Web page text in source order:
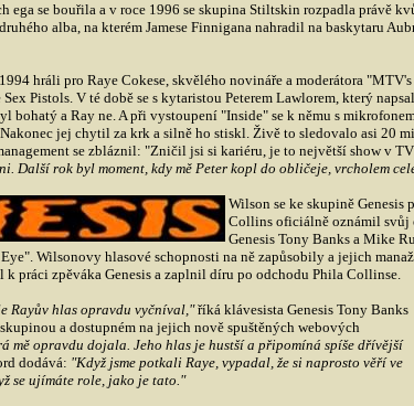
ega se bouřila a v roce 1996 se skupina Stiltskin rozpadla právě
alba, na kterém Jamese Finnigana nahradil na baskytaru
hráli pro Raye Cokese, skvělého novináře a moderátora
Pistols. V té době se s kytaristou Peterem Lawlorem, který
bohatý a Ray ne. A při vystoupení "Inside" se k němu s
jej chytil za krk a silně ho stiskl. Živě to sledovalo asi 20
se zbláznil: "Zničil jsi si kariéru, je to největší show v
Další rok byl moment, kdy mě Peter kopl do obličeje, vrcholem
Wilson se ke skupině
Collins oficiálně oznámil svůj
Genesis Tony Banks a Mike
Wilsonovy hlasové schopnosti na ně zapůsobily a jejich
k práci zpěváka Genesis a zaplnil díru po odchodu Phila Collinse.
Rayův hlas opravdu vyčníval,"říká klávesista Genesis Tony Banks
a dostupném na jejich nově spuštěných webových
mě opravdu dojala. Jeho hlas je hustší a připomíná spíše dřívější
dodává: "Když jsme potkali Raye, vypadal, že si naprosto věří ve
se ujímáte role, jako je tato."